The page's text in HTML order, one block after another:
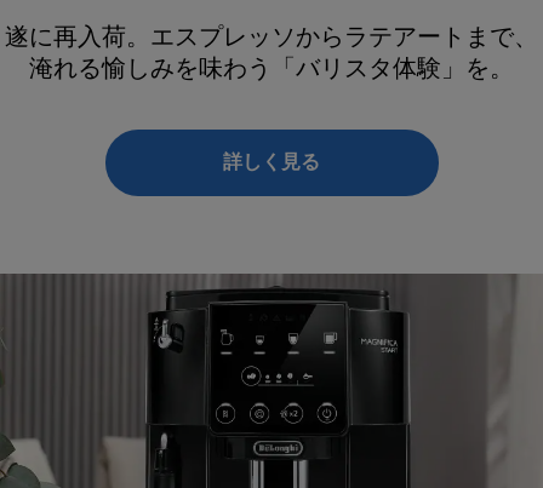
遂に再入荷。エスプレッソからラテアートまで、
淹れる愉しみを味わう「バリスタ体験」を。
詳しく見る